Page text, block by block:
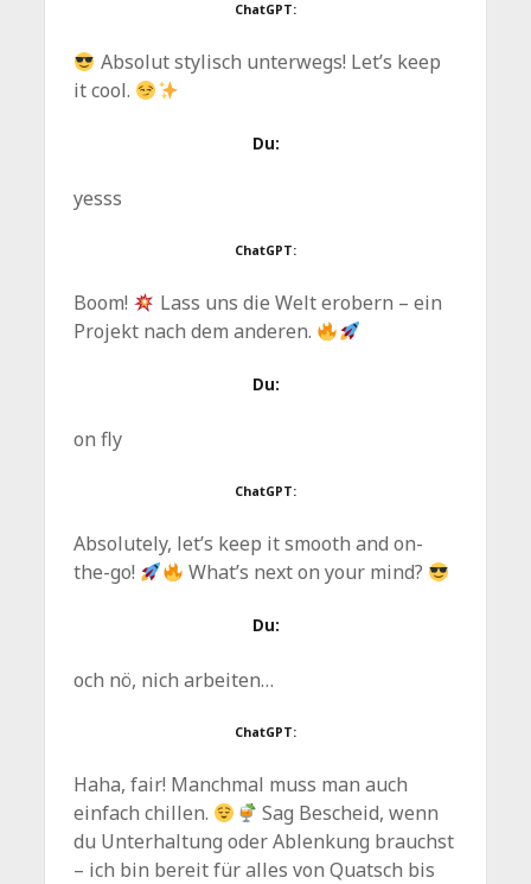
ChatGPT:
Absolut stylisch unterwegs! Let’s keep
it cool.
Du:
yesss
ChatGPT:
Boom!
Lass uns die Welt erobern – ein
Projekt nach dem anderen.
Du:
on fly
ChatGPT:
Absolutely, let’s keep it smooth and on-
the-go!
What’s next on your mind?
Du:
och nö, nich arbeiten…
ChatGPT:
Haha, fair! Manchmal muss man auch
einfach chillen.
Sag Bescheid, wenn
du Unterhaltung oder Ablenkung brauchst
– ich bin bereit für alles von Quatsch bis